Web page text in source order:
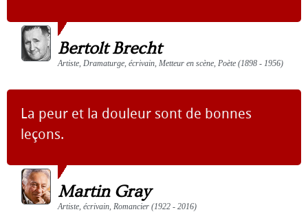
Bertolt Brecht
Artiste, Dramaturge, écrivain, Metteur en scène, Poète (1898 - 1956)
La peur et la douleur sont de bonnes
leçons.
Martin Gray
Artiste, écrivain, Romancier (1922 - 2016)